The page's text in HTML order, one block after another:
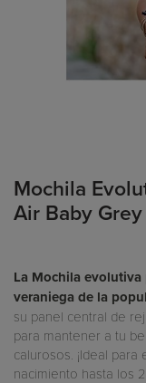
Mochila
Air Baby
La Mochila evolutiva
veraniega de la
su panel central de
para mantener a tu
calurosos. ¡Ideal
nacimiento hasta los